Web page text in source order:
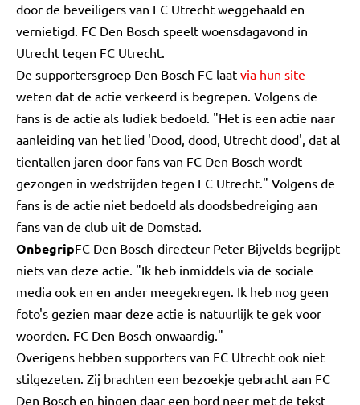
door de beveiligers van FC Utrecht weggehaald en
vernietigd. FC Den Bosch speelt woensdagavond in
Utrecht tegen FC Utrecht.
De supportersgroep Den Bosch FC laat via hun site
weten dat de actie verkeerd is begrepen. Volgens de
fans is de actie als ludiek bedoeld. "Het is een actie naar
aanleiding van het lied 'Dood, dood, Utrecht dood', dat al
tientallen jaren door fans van FC Den Bosch wordt
gezongen in wedstrijden tegen FC Utrecht." Volgens de
fans is de actie niet bedoeld als doodsbedreiging aan
fans van de club uit de Domstad.
OnbegripFC Den Bosch-directeur Peter Bijvelds begrijpt
niets van deze actie. "Ik heb inmiddels via de sociale
media ook en en ander meegekregen. Ik heb nog geen
foto's gezien maar deze actie is natuurlijk te gek voor
woorden. FC Den Bosch onwaardig."
Overigens hebben supporters van FC Utrecht ook niet
stilgezeten. Zij brachten een bezoekje gebracht aan FC
Den Bosch en hingen daar een bord neer met de tekst